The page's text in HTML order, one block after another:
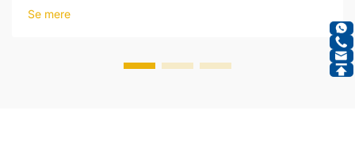
laster og vanskeligt terræn i mining-, bygge- og
Se mere